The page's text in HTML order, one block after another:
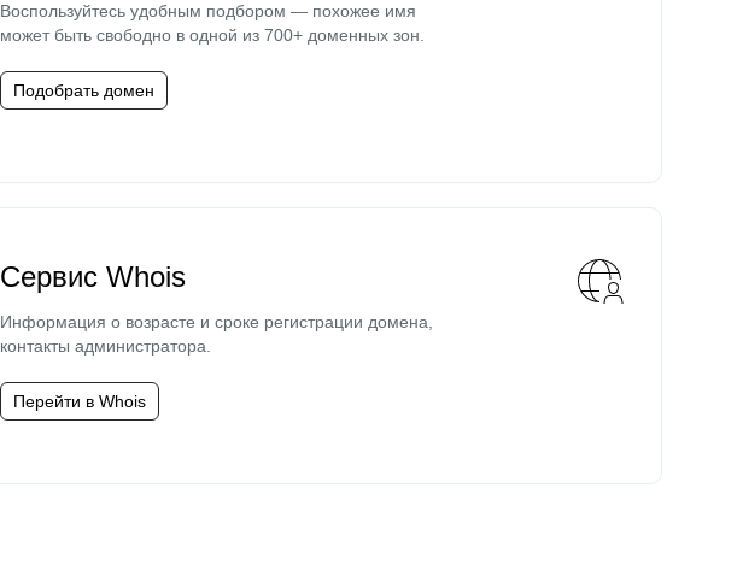
Воспользуйтесь удобным подбором — похожее имя
может быть свободно в одной из 700+ доменных зон.
Подобрать домен
Сервис Whois
Информация о возрасте и сроке регистрации домена,
контакты администратора.
Перейти в Whois